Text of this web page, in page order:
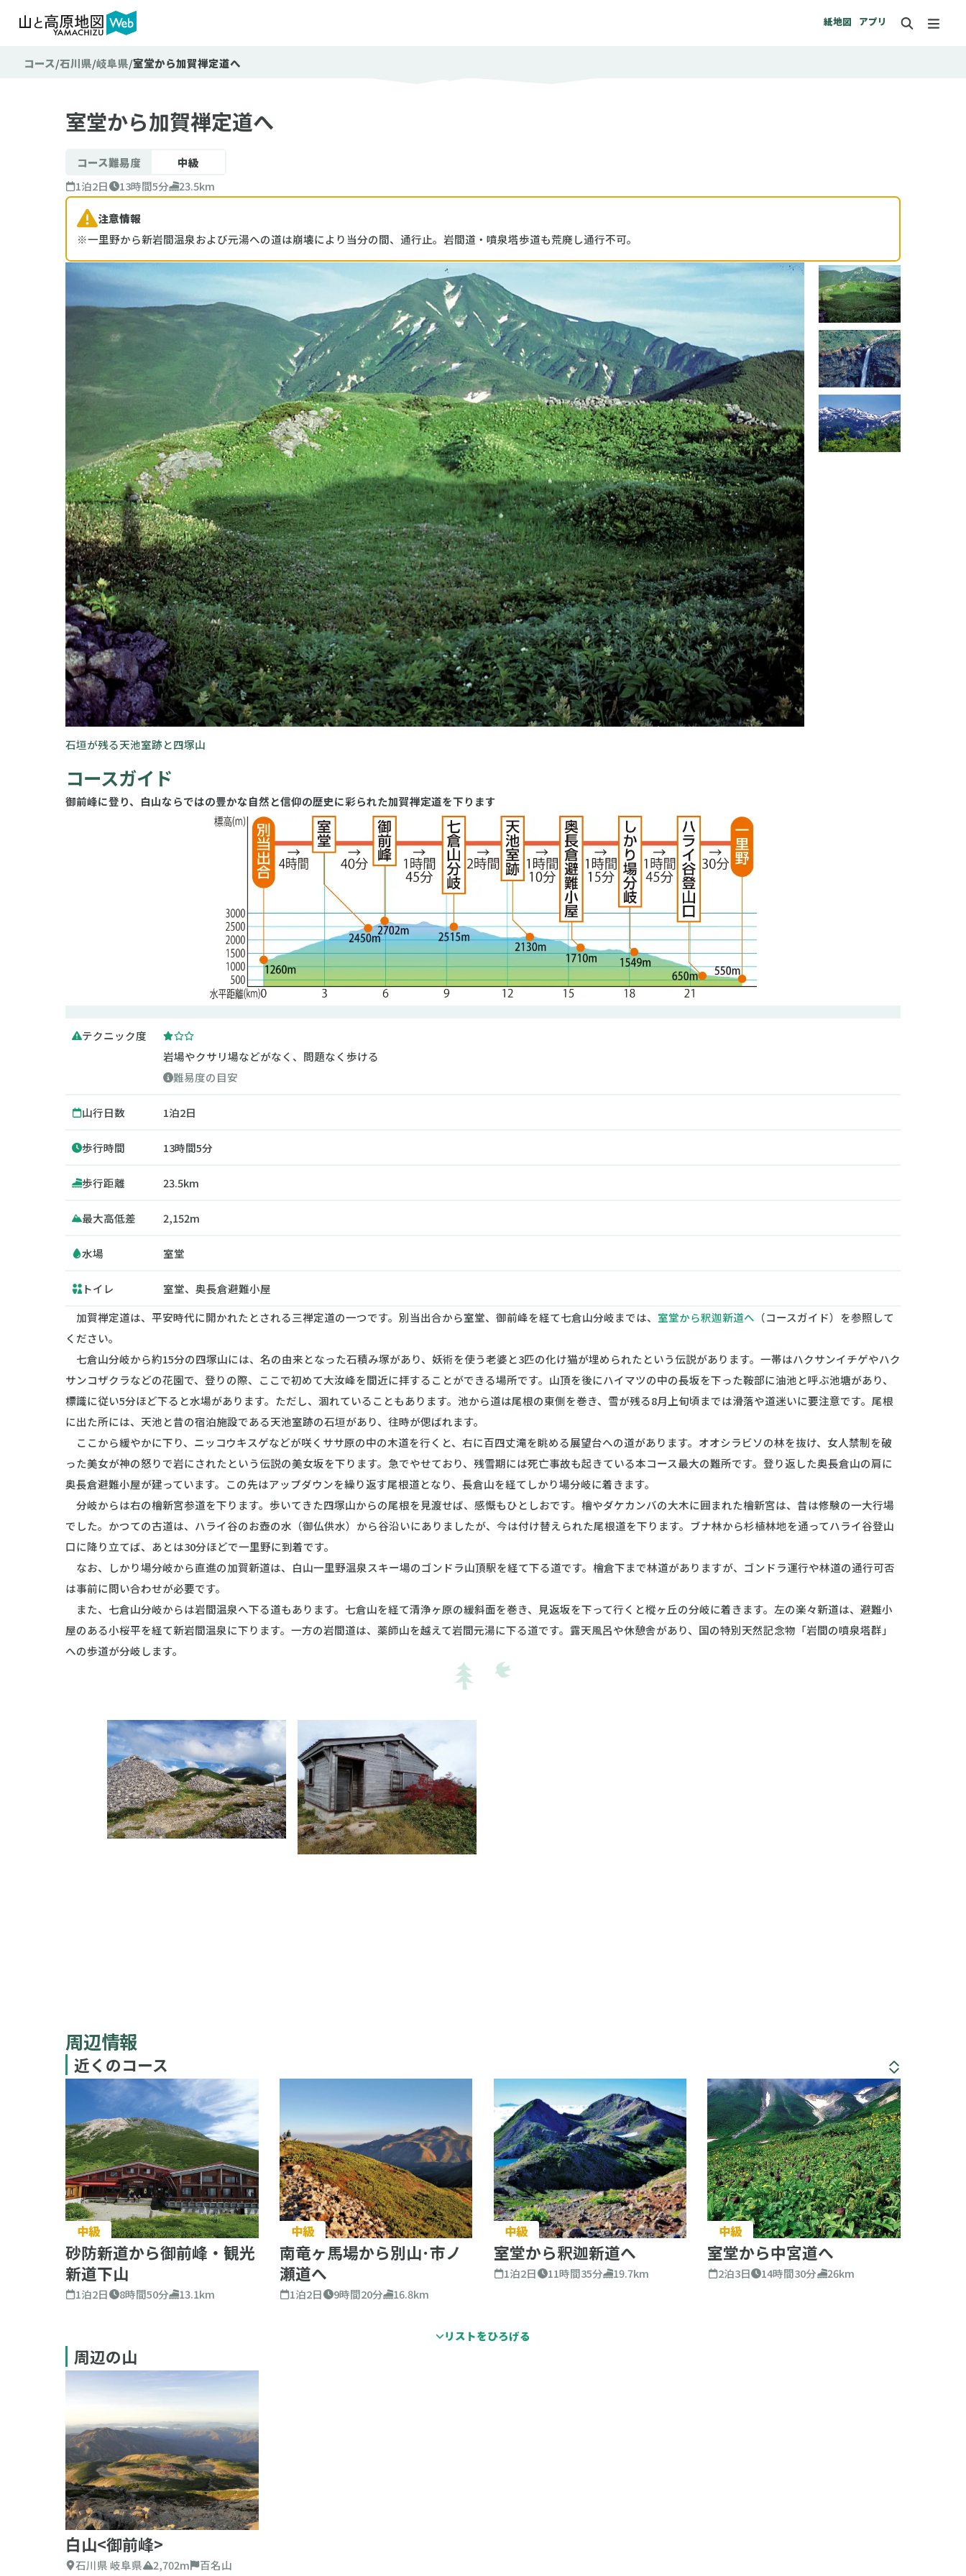
紙地図 アプリ
コース 石川県 岐阜県 室堂から加賀禅定道へ
室堂から加賀禅定道へ
コース難易度
中級
1泊2日
13時間5分 23.5km
注意情報
※一里野から新岩間温泉および元湯への道は崩壊により当分の間、通行止。岩間道・噴泉塔歩道も荒廃し通行不可。
石垣が残る天池室跡と四塚山
コースガイド
御前峰に登り、白山ならではの豊かな自然と信仰の歴史に彩られた加賀禅定道を下ります
テクニック度
岩場やクサリ場などがなく、問題なく歩ける
難易度の目安
山行日数 1泊2日
歩行時間 13時間5分
歩行距離 23.5km
最大高低差 2,152m
水場 室堂
トイレ
室堂、奥長倉避難小屋
加賀禅定道は、平安時代に開かれたとされる三禅定道の一つです。別当出合から室堂、御前峰を経て七倉山分岐までは、 室堂から釈迦新道へ （コースガイド）を参照して
ください。
七倉山分岐から約15分の四塚山には、名の由来となった石積み塚があり、妖術を使う老婆と3匹の化け猫が埋められたという伝説があります。一帯はハクサンイチゲやハク
サンコザクラなどの花園で、登りの際、ここで初めて大汝峰を間近に拝することができる場所です。山頂を後にハイマツの中の長坂を下った鞍部に油池と呼ぶ池塘があり、
標識に従い5分ほど下ると水場があります。ただし、涸れていることもあります。池から道は尾根の東側を巻き、雪が残る8月上旬頃までは滑落や道迷いに要注意です。尾根
に出た所には、天池と昔の宿泊施設である天池室跡の石垣があり、往時が偲ばれます。
ここから緩やかに下り、ニッコウキスゲなどが咲くササ原の中の木道を行くと、右に百四丈滝を眺める展望台への道があります。オオシラビソの林を抜け、女人禁制を破
った美女が神の怒りで岩にされたという伝説の美女坂を下ります。急でやせており、残雪期には死亡事故も起きている本コース最大の難所です。登り返した奥長倉山の肩に
奥長倉避難小屋が建っています。この先はアップダウンを繰り返す尾根道となり、長倉山を経てしかり場分岐に着きます。
分岐からは右の檜新宮参道を下ります。歩いてきた四塚山からの尾根を見渡せば、感慨もひとしおです。檜やダケカンバの大木に囲まれた檜新宮は、昔は修験の一大行場
でした。かつての古道は、ハライ谷のお壺の水（御仏供水）から谷沿いにありましたが、今は付け替えられた尾根道を下ります。ブナ林から杉植林地を通ってハライ谷登山
口に降り立てば、あとは30分ほどで一里野に到着です。
なお、しかり場分岐から直進の加賀新道は、白山一里野温泉スキー場のゴンドラ山頂駅を経て下る道です。檜倉下まで林道がありますが、ゴンドラ運行や林道の通行可否
は事前に問い合わせが必要です。
また、七倉山分岐からは岩間温泉へ下る道もあります。七倉山を経て清浄ヶ原の緩斜面を巻き、見返坂を下って行くと樅ヶ丘の分岐に着きます。左の楽々新道は、避難小
屋のある小桜平を経て新岩間温泉に下ります。一方の岩間道は、薬師山を越えて岩間元湯に下る道です。露天風呂や休憩舎があり、国の特別天然記念物「岩間の噴泉塔群」
への歩道が分岐します。
周辺情報
近くのコース
中級
砂防新道から御前峰・観光
新道下山
1泊2日 8時間50分 13.1km
中級
南竜ヶ馬場から別山･市ノ
瀬道へ
1泊2日 9時間20分 16.8km
中級
室堂から釈迦新道へ
1泊2日 11時間35分 19.7km
中級
室堂から中宮道へ
2泊3日 14時間30分 26km
周辺の山
白山<御前峰>
石川県 岐阜県 2,702m 百名山